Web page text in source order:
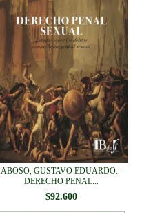
ABOSO, GUSTAVO EDUARDO. -
DERECHO PENAL...
$92.600